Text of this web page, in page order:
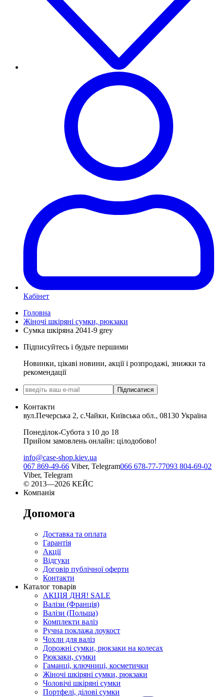
Кабінет
Головна
Жіночі шкіряні сумки, рюкзаки
Сумка шкіряна 2041-9 grey
Підписуйтесь і будьте першими
Новинки, цікаві новини, акції і розпродажі, знижки та
рекомендації
Підписатися
Контакти
вул.Печерська 2, с.Чайки, Київська обл., 08130 Україна
Понеділок-Субота з 10 до 18
Прийом замовлень онлайн: цілодобово!
info@case-shop.kiev.ua
067 869-49-66 Viber, Telegram066 678-77-77093 804-69-02
Viber, Telegram
© 2013—2026 КЕЙС
Компанія
Допомога
Доставка та оплата
Гарантія
Акції
Відгуки
Договір публічної оферти
Контакти
Каталог товарів
АКЦІЯ ДНЯ! SALE
Валізи (Франція)
Валізи (Польща)
Комплекти валіз
Ручна поклажа лоукост
Чохли для валіз
Дорожні сумки, рюкзаки на колесах
Рюкзаки, сумки
Гаманці, ключниці, косметички
Жіночі шкіряні сумки, рюкзаки
Чоловічі шкіряні сумки
Портфелі, ділові сумки